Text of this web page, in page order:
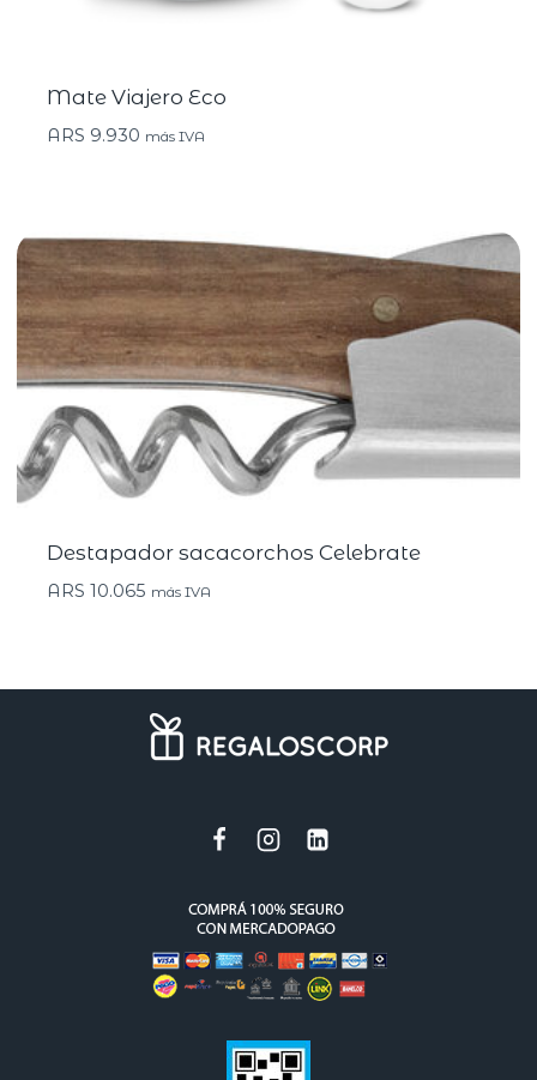
Mate Viajero Eco
ARS 9.930 más IVA
Destapador sacacorchos Celebrate
ARS 10.065 más IVA